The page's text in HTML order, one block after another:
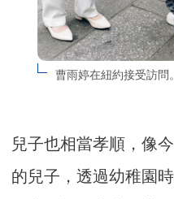
曹雨婷在紐約接受訪問
兒子也相當孝順，像
的兒子，透過幼稚園